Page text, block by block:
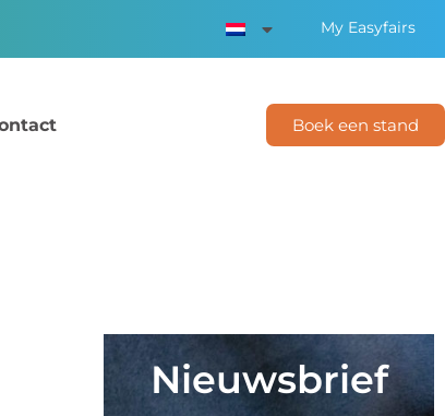
My Easyfairs
Boek een stand
Nieuwsbrief